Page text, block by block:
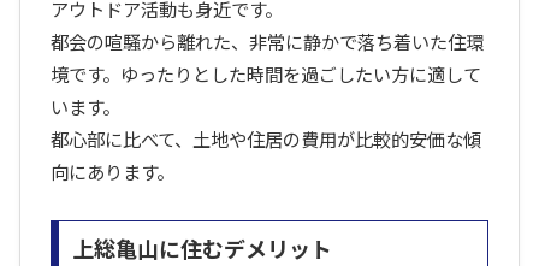
アウトドア活動も身近です。
都会の喧騒から離れた、非常に静かで落ち着いた住環
境です。ゆったりとした時間を過ごしたい方に適して
います。
都心部に比べて、土地や住居の費用が比較的安価な傾
向にあります。
上総亀山に住むデメリット